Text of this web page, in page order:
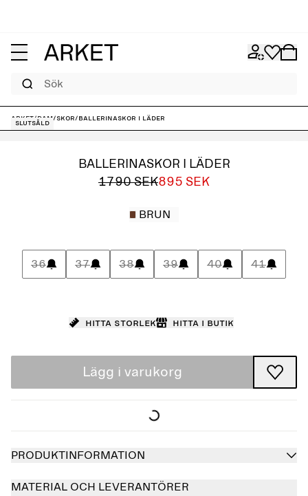
ARKET/Dam/Skor/Ballerinaskor i läder
Slutsåld
BALLERINASKOR I LÄDER
1790 SEK895 SEK
BRUN
36 37 38 39 40 41
Hitta storlek Hitta i butik
Lägg i varukorg
PRODUKTINFORMATION
MATERIAL OCH LEVERANTÖRER